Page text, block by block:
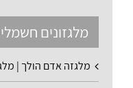
מלגזונים
מלגזה אדם הולך |